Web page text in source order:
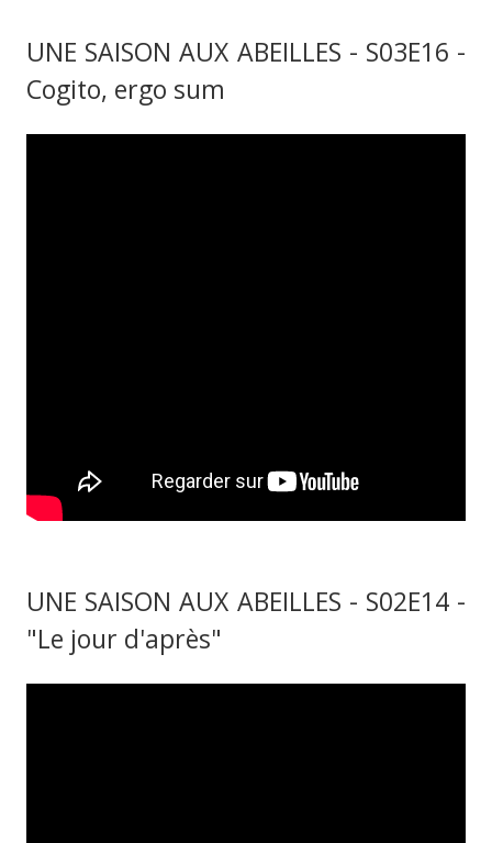
UNE SAISON AUX ABEILLES - S03E16 -
Cogito, ergo sum
UNE SAISON AUX ABEILLES - S02E14 -
"Le jour d'après"